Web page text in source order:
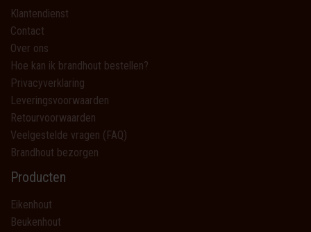
Klantendienst
Contact
Over ons
Hoe kan ik brandhout bestellen?
Privacyverklaring
Leveringsvoorwaarden
Retourvoorwaarden
Veelgestelde vragen (FAQ)
Brandhout bezorgen
Producten
Eikenhout
Beukenhout